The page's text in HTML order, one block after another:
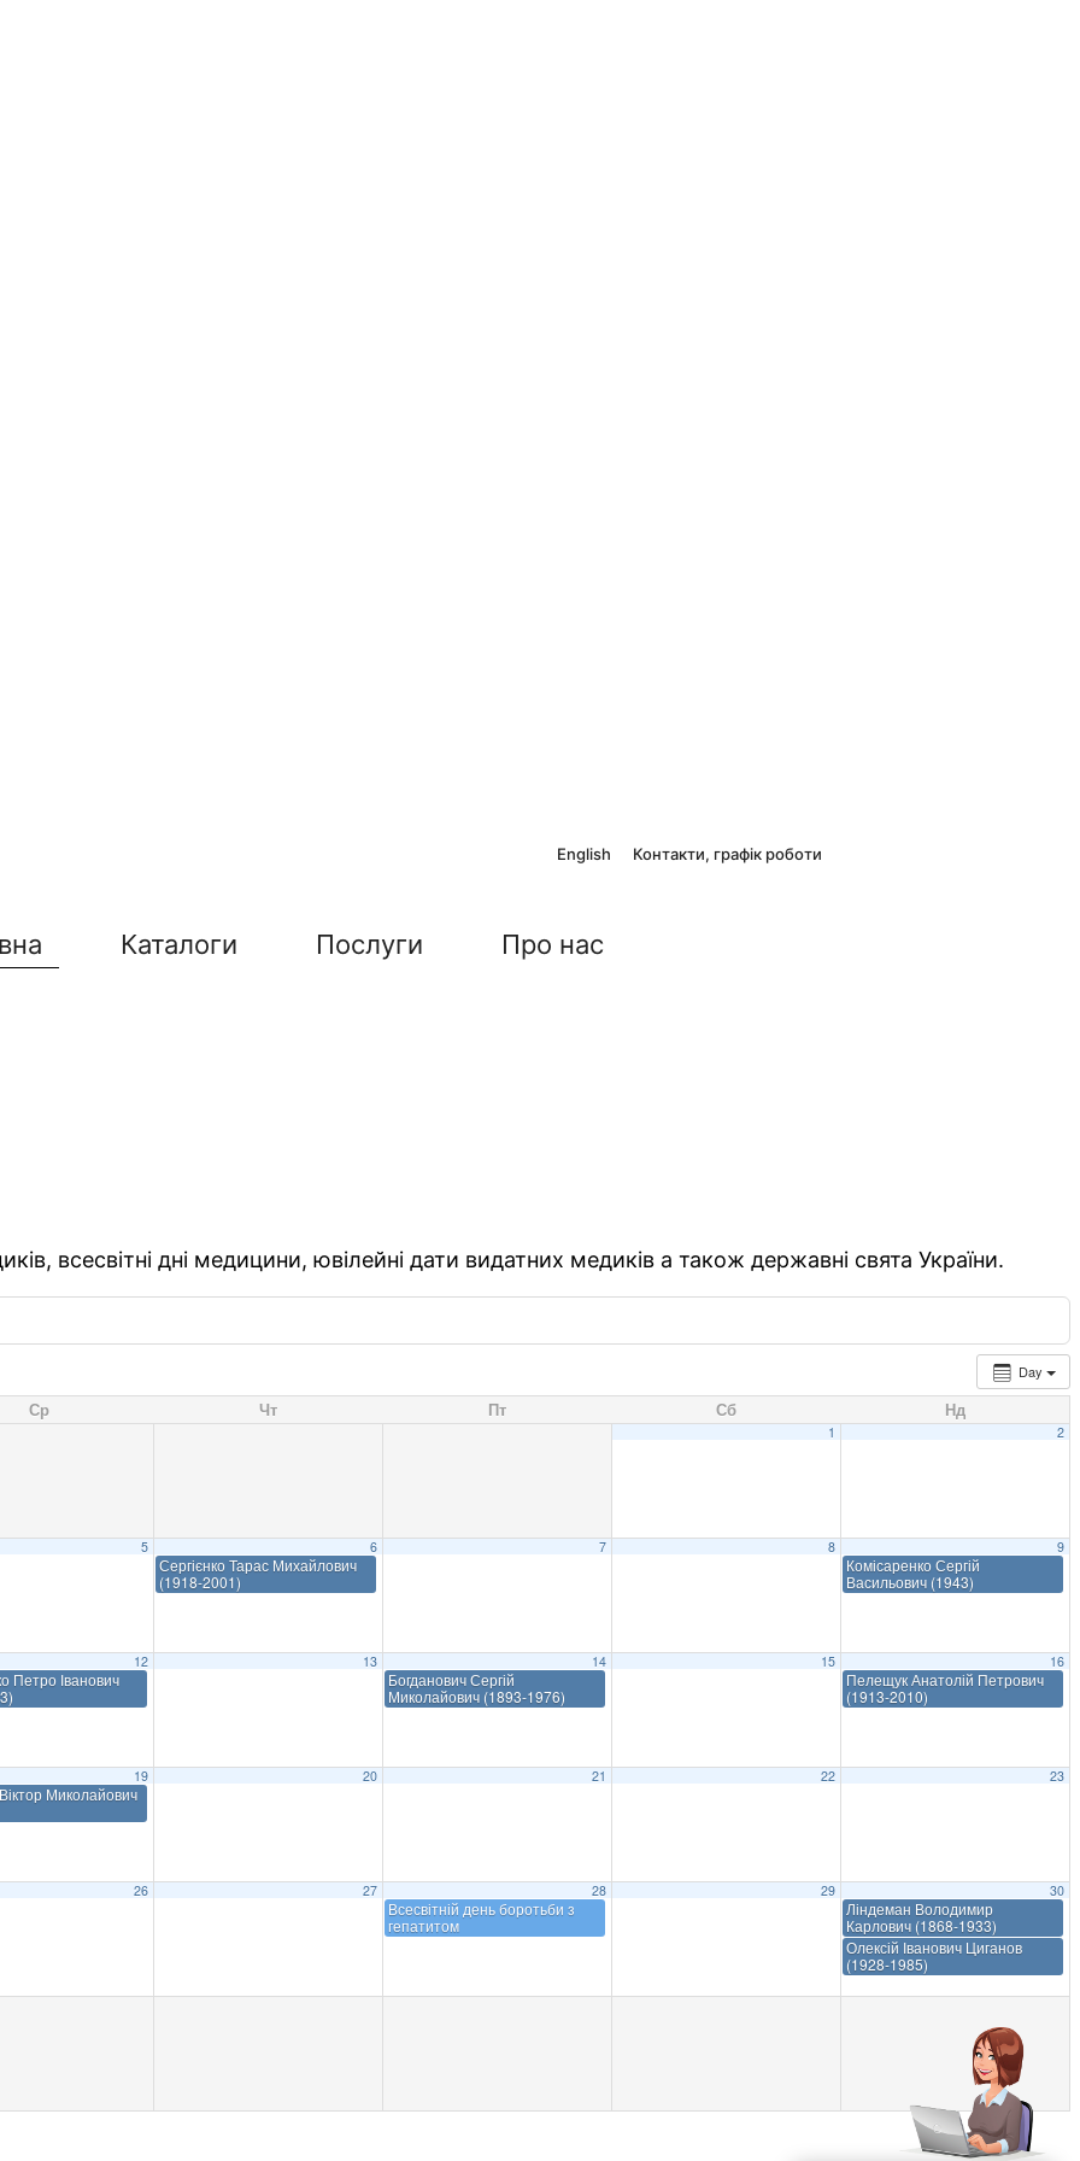
English Контакти, графік роботи
Каталоги Послуги Про нас
всесвітні дні медицини, ювілейні дати видатних медиків а також державні свята України.
Day
Ср Чт Пт Сб Нд
1 2
5 6
Сергієнко Тарас Михайлович
(1918-2001)
7 8 9
Комісаренко Сергій
Васильович (1943)
12
Петро Іванович
13 14
Богданович Сергій
Миколайович (1893-1976)
15 16
Пелещук Анатолій Петрович
(1913-2010)
19
Миколайович
20 21 22 23
26 27 28
Всесвітній день боротьби з
гепатитом
29 30
Ліндеман Володимир
Карлович (1868-1933)
Олексій Іванович Циганов
(1928-1985)